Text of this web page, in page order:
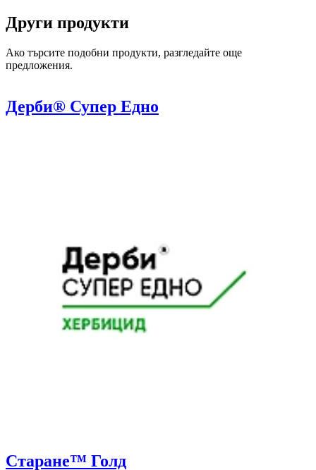
Други продукти
Ако търсите подобни продукти, разгледайте още
предложения.
Дерби® Супер Едно
Старане™ Голд